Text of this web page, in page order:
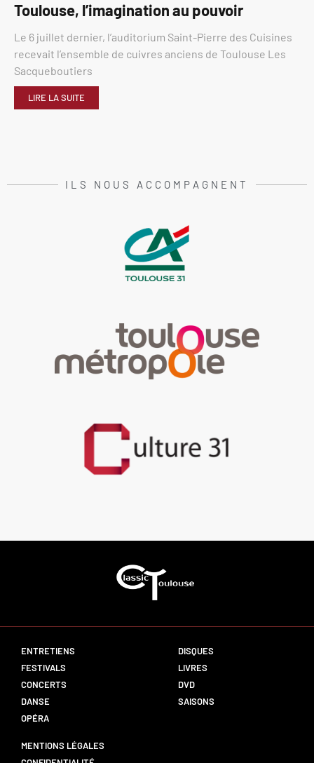
Toulouse, l’imagination au pouvoir
Le 6 juillet dernier, l’auditorium Saint-Pierre des Cuisines
recevait l’ensemble de cuivres anciens de Toulouse Les
Sacqueboutiers
LIRE LA SUITE
ILS NOUS ACCOMPAGNENT
ENTRETIENS
FESTIVALS
CONCERTS
DANSE
OPÉRA
DISQUES
LIVRES
DVD
SAISONS
MENTIONS LÉGALES